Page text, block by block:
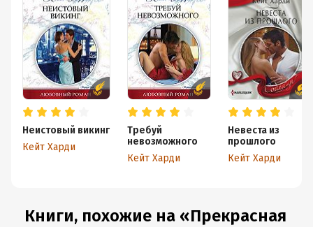
Неистовый викинг
Кейт Харди
Требуй
невозможного
Кейт Харди
Невеста из
прошлого
Кейт Харди
Книги, похожие на «Прекрасная